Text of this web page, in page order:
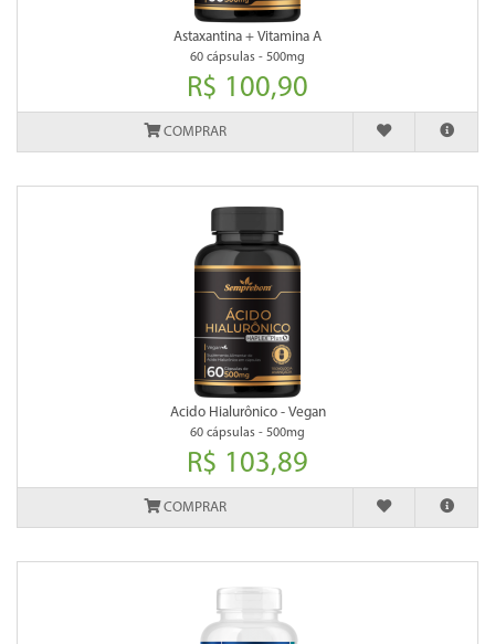
Astaxantina + Vitamina A
60 cápsulas - 500mg
R$ 100,90
COMPRAR
Acido Hialurônico - Vegan
60 cápsulas - 500mg
R$ 103,89
COMPRAR